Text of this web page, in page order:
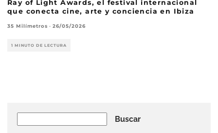
Ray of Light Awards, el festival internacional
que conecta cine, arte y conciencia en Ibiza
35 Milímetros · 26/05/2026
1 MINUTO DE LECTURA
Buscar